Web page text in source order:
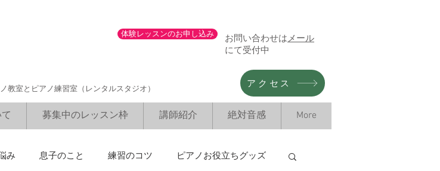
体験レッスンのお申し込み
室とピアノ練習室（レンタルスタジオ）
お問い合わせはメール
にて受付中
アクセス
募集中のレッスン枠 講師紹介 絶対音感 More
み 息子のこと 練習のコツ ピアノお役立ちグッズ